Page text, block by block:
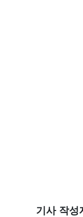
기사 작성